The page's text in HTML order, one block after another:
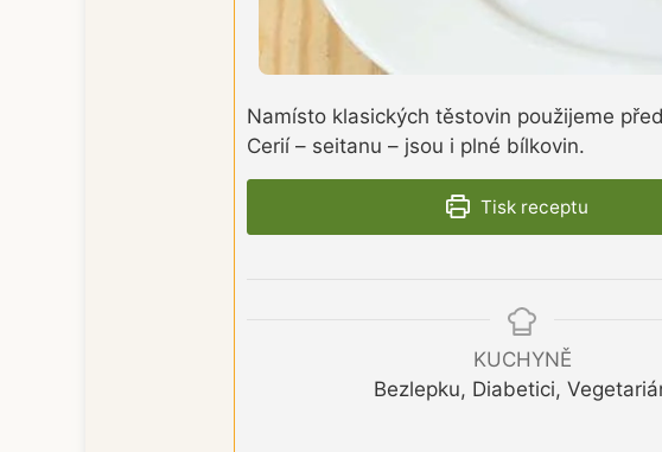
Namísto klasických těstovin použijeme
Cerií – seitanu – jsou i plné bílkovin.
Tisk receptu
KUCHYNĚ
Bezlepku, Diabetici,